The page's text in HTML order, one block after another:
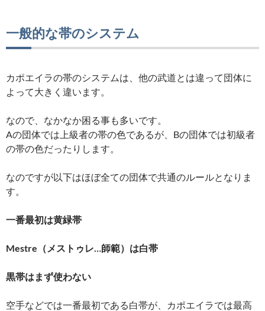
一般的な帯のシステム
カポエイラの帯のシステムは、他の武道とは違って団体に
よって大きく違います。
なので、なかなか困る事も多いです。
Aの団体では上級者の帯の色であるが、Bの団体では初級者
の帯の色だったりします。
なのですが以下はほぼ全ての団体で共通のルールとなりま
す。
一番最初は黄緑帯
Mestre（メストゥレ…師範）は白帯
黒帯はまず使わない
空手などでは一番最初である白帯が、カポエイラでは最高